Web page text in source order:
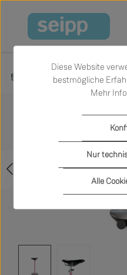
Zum Hauptinhalt springen
Produkte Wohnen Hocker
Diese Website
bestmögliche
Mehr
Nur
Alle